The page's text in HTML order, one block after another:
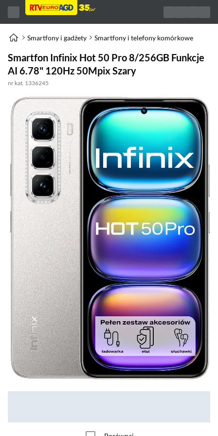
Smartfony i gadżety Smartfony i telefony komórkowe
Smartfon Infinix Hot 50 Pro 8/256GB Funkcje
AI 6.78" 120Hz 50Mpix Szary
nr kat. 1336245